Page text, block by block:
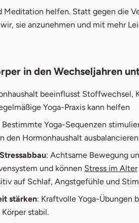
Meditation helfen. Statt gegen die
sie anzunehmen und mit mehr
in den Wechseljahren
beeinflusst Stoffwechsel,
Yoga-Praxis kann helfen
Bestimmte Yoga-Sequenzen
den Hormonhaushalt
: Achtsame Bewegung
und können Stress im Alter
auf Schlaf, Angstgefühle und
stärken: Kraftvolle Yoga-Übungen
stabil.